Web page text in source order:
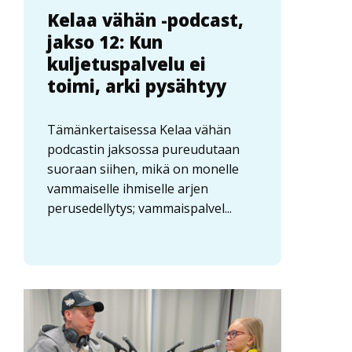
Kelaa vähän -podcast,
jakso 12: Kun
kuljetuspalvelu ei
toimi, arki pysähtyy
Tämänkertaisessa Kelaa vähän
podcastin jaksossa pureudutaan
suoraan siihen, mikä on monelle
vammaiselle ihmiselle arjen
perusedellytys; vammaispalvel...